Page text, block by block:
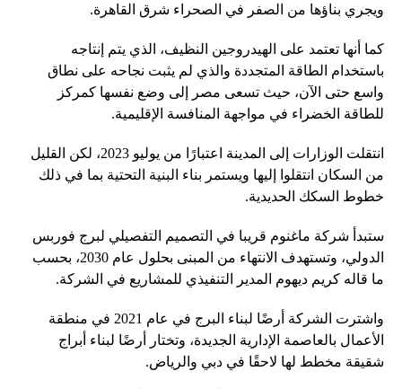
ويجري بناؤها من الصفر في الصحراء شرق القاهرة.
كما أنها تعتمد على الهيدروجين النظيف، الذي يتم إنتاجه
باستخدام الطاقة المتجددة والذي لم يثبت نجاحه على نطاق
واسع حتى الآن، حيث تسعى مصر إلى وضع نفسها كمركز
للطاقة الخضراء في مواجهة المنافسة الإقليمية.
انتقلت الوزارات إلى المدينة اعتبارًا من يوليو 2023، لكن القليل
من السكان انتقلوا إليها ويستمر بناء البنية التحتية بما في ذلك
خطوط السكك الحديدية.
ستبدأ شركة ماغنوم قريبا في التصميم التفصيلي لبرج فوربس
الدولي، وتستهدف الانتهاء من المبنى بحلول عام 2030، بحسب
ما قاله كريم ديهوم المدير التنفيذي للمشاريع في الشركة.
واشترت الشركة أرضًا لبناء البرج في عام 2021 في منطقة
الأعمال بالعاصمة الإدارية الجديدة، وتختار أرضًا لبناء أبراج
شقيقة مخطط لها لاحقًا في دبي والرياض.